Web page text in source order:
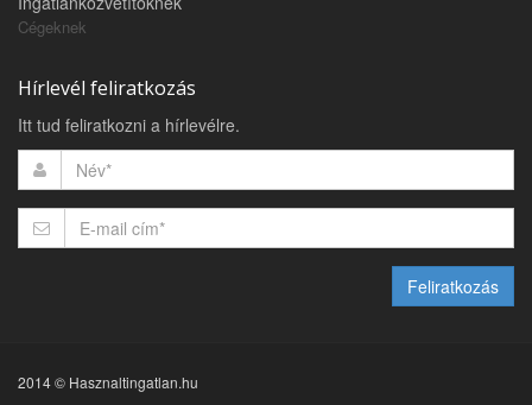
Cégeknek
Hírlevél feliratkozás
Itt tud feliratkozni a hírlevélre.
Feliratkozás
2014 © Hasznaltingatlan.hu